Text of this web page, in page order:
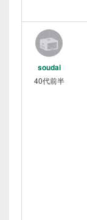
soudai
40代前半